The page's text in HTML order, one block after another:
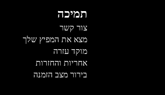
תמיכה
צור קשר
מצא את המפיץ שלך
מוקד עזרה
אחריות והחזרות
בירור מצב הזמנה